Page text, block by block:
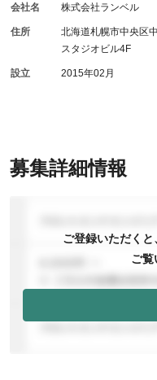
募集詳細情報
ご登録いただく
ご覧
会社名 株式会社ランベル
住所
北海道札幌市中央区
スタジオビル4F
設立 2015年02月